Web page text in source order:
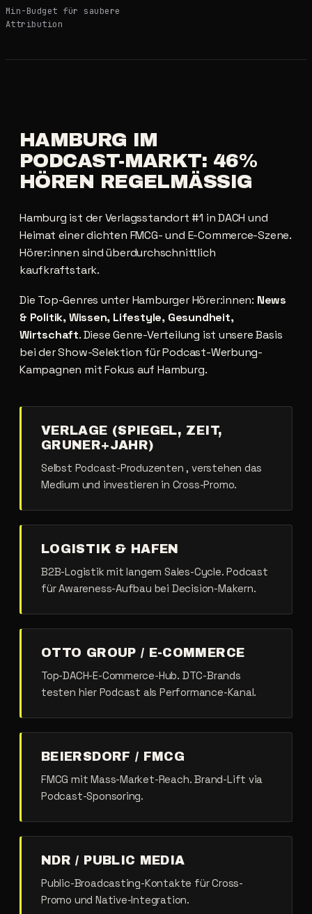
Min-Budget für saubere
Attribution
HAMBURG IM
PODCAST-MARKT: 46%
HÖREN REGELMÄSSIG
Hamburg ist der Verlagsstandort #1 in DACH und
Heimat einer dichten FMCG- und E-Commerce-Szene.
Hörer:innen sind überdurchschnittlich
kaufkraftstark.
Die Top-Genres unter Hamburger Hörer:innen: News
& Politik, Wissen, Lifestyle, Gesundheit,
Wirtschaft. Diese Genre-Verteilung ist unsere Basis
bei der Show-Selektion für Podcast-Werbung-
Kampagnen mit Fokus auf Hamburg.
VERLAGE (SPIEGEL, ZEIT,
GRUNER+JAHR)
Selbst Podcast-Produzenten , verstehen das
Medium und investieren in Cross-Promo.
LOGISTIK & HAFEN
B2B-Logistik mit langem Sales-Cycle. Podcast
für Awareness-Aufbau bei Decision-Makern.
OTTO GROUP / E-COMMERCE
Top-DACH-E-Commerce-Hub. DTC-Brands
testen hier Podcast als Performance-Kanal.
BEIERSDORF / FMCG
FMCG mit Mass-Market-Reach. Brand-Lift via
Podcast-Sponsoring.
NDR / PUBLIC MEDIA
Public-Broadcasting-Kontakte für Cross-
Promo und Native-Integration.